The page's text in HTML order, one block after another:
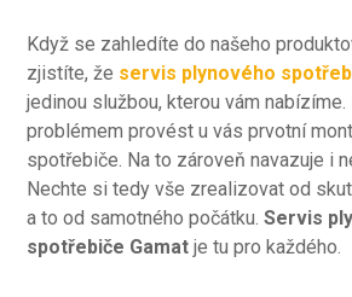
Když se zahledíte do našeho
zjistíte, že servis plynového
jedinou službou, kterou vám nabízíme.
problémem provést u vás prvotní
spotřebiče. Na to zároveň navazuje i
Nechte si tedy vše zrealizovat od
a to od samotného počátku.Servis
spotřebiče Gamat je tu pro každého.